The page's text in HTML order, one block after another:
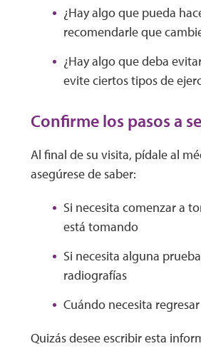
¿Hay algo que pueda
recomendarle que
¿Hay algo que deba
evite ciertos tipos de
Confirme los pasos a
Al final de su visita, pídale al
asegúrese de saber:
Si necesita comenzar a
está tomando
Si necesita alguna
radiografías
Cuándo necesita
Quizás desee escribir esta